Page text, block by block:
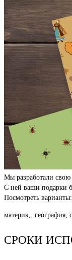
Мы разработали
С ней ваши подарки
Посмотреть варианты:
материк, география,
СРОКИ